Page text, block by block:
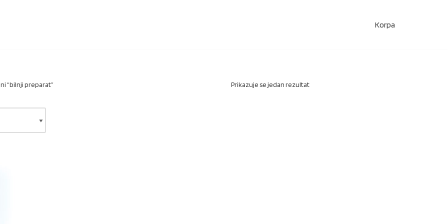
Korpa
“bilnji preparat” Prikazuje se jedan rezultat